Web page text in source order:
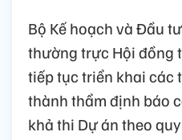
Bộ Kế hoạch và Đầu
thường trực Hội đồng
tiếp tục triển khai các
thành thẩm định báo
khả thi Dự án theo